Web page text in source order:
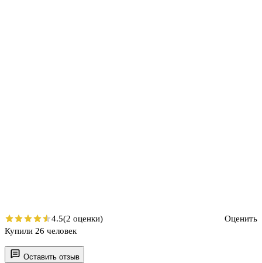
Оставить отзыв
4.5(2 оценки)
Оценить
Купили 26 человек